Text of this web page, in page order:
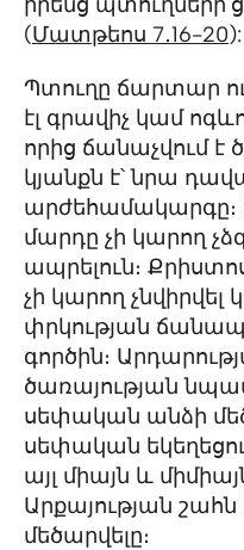
(Մատթեոս 7․16-20):
Պտուղը ճարտար ու
էլ գրավիչ կամ
որից ճանաչվում
կյանքն է՝ նրա
արժեհամակարգը։
մարդը չի կարող
ապրելուն։
չի կարող չնվիրվել
փրկության
գործին։
ծառայության
սեփական անձի
սեփական
այլ միայն և
Արքայության
մեծարվելը։